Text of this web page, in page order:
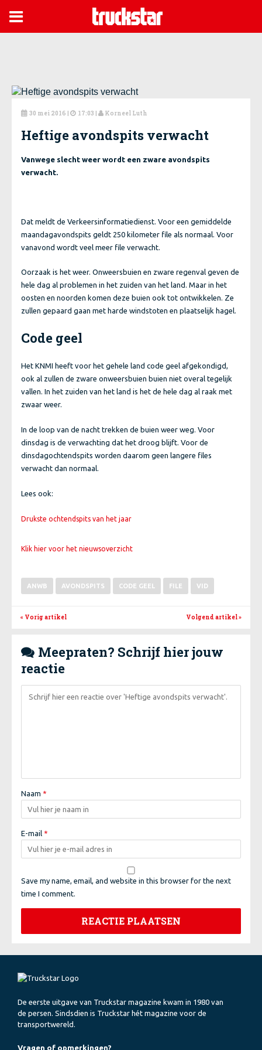

 30 mei 2016 |  17:03 |  Korneel Luth
Heftige avondspits verwacht
Vanwege slecht weer wordt een zware avondspits
verwacht.
Dat meldt de Verkeersinformatiedienst. Voor een gemiddelde
maandagavondspits geldt 250 kilometer file als normaal. Voor
vanavond wordt veel meer file verwacht.
Oorzaak is het weer. Onweersbuien en zware regenval geven de
hele dag al problemen in het zuiden van het land. Maar in het
oosten en noorden komen deze buien ook tot ontwikkelen. Ze
zullen gepaard gaan met harde windstoten en plaatselijk hagel.
Code geel
Het KNMI heeft voor het gehele land code geel afgekondigd,
ook al zullen de zware onweersbuien buien niet overal tegelijk
vallen. In het zuiden van het land is het de hele dag al raak met
zwaar weer.
In de loop van de nacht trekken de buien weer weg. Voor
dinsdag is de verwachting dat het droog blijft. Voor de
dinsdagochtendspits worden daarom geen langere files
verwacht dan normaal.
Lees ook:
Drukste ochtendspits van het jaar
Klik hier voor het nieuwsoverzicht
ANWB AVONDSPITS CODE GEEL FILE VID
« Vorig artikel Volgend artikel»
 Meepraten? Schrijf hier jouw
reactie
Naam *
E-mail *
Save my name, email, and website in this browser for the next
time I comment.
De eerste uitgave van Truckstar magazine kwam in 1980 van
de persen. Sindsdien is Truckstar hét magazine voor de
transportwereld.
Vragen of opmerkingen?